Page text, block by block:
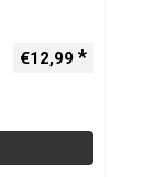
€12,99